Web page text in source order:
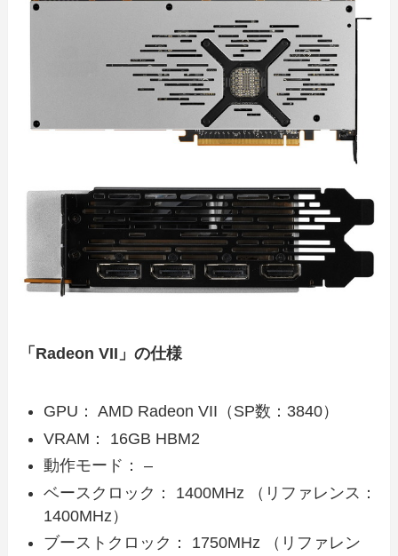
「Radeon VII」の仕様
GPU： AMD Radeon VII（SP数：3840）
VRAM： 16GB HBM2
動作モード： –
ベースクロック： 1400MHz （リファレンス：
1400MHz）
ブーストクロック： 1750MHz （リファレン